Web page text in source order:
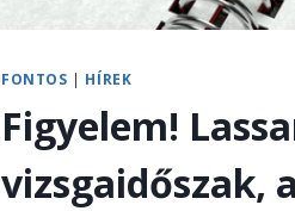
FONTOS | HÍREK
Figyelem!
vizsgaidőszak,